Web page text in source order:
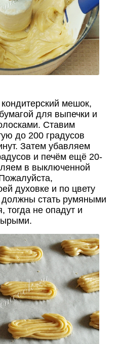
мешок,
для выпечки и
Ставим
до 200 градусов
Затем убавляем
и печём ещё 20-
в выключенной
духовке и по цвету
стать румяными
тогда не опадут и